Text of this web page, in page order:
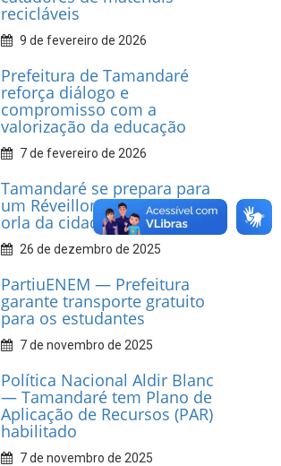
recicláveis
9 de fevereiro de 2026
Prefeitura de Tamandaré
reforça diálogo e
compromisso com a
valorização da educação
7 de fevereiro de 2026
Tamandaré se prepara para
um Réveillon inesquecível na
orla da cidade.
26 de dezembro de 2025
PartiuENEM — Prefeitura
garante transporte gratuito
para os estudantes
7 de novembro de 2025
Política Nacional Aldir Blanc
— Tamandaré tem Plano de
Aplicação de Recursos (PAR)
habilitado
7 de novembro de 2025